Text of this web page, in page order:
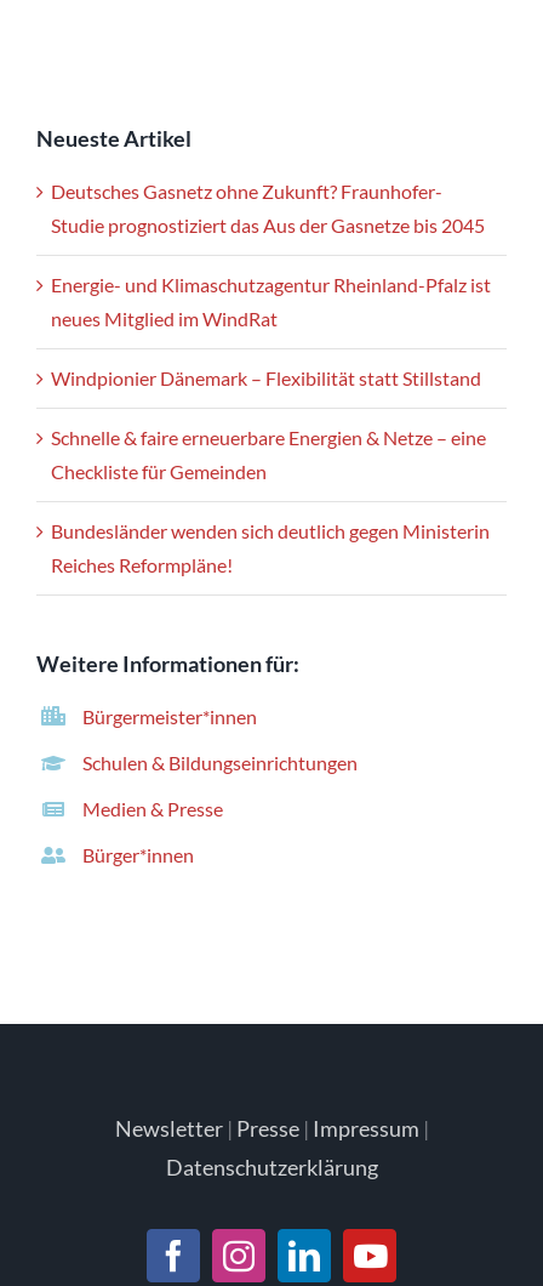
Neueste Artikel
Deutsches Gasnetz ohne Zukunft? Fraunhofer-
Studie prognostiziert das Aus der Gasnetze bis 2045
Energie- und Klimaschutzagentur Rheinland-Pfalz ist
neues Mitglied im WindRat
Windpionier Dänemark – Flexibilität statt Stillstand
Schnelle & faire erneuerbare Energien & Netze – eine
Checkliste für Gemeinden
Bundesländer wenden sich deutlich gegen Ministerin
Reiches Reformpläne!
Weitere Informationen für:
Bürgermeister*innen
Schulen & Bildungseinrichtungen
Medien & Presse
Bürger*innen
Newsletter| Presse| Impressum |
Datenschutzerklärung
FacebookInstagram
LinkedInYouTube